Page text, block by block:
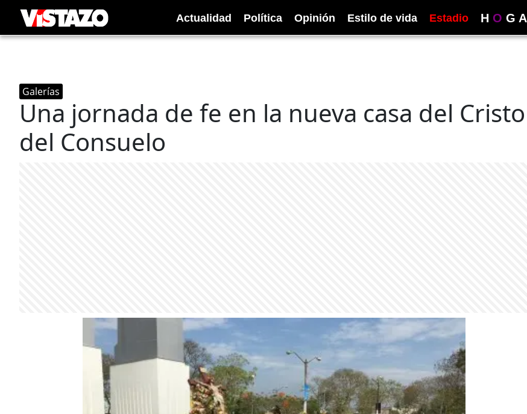
Actualidad Política Opinión Estilo de vida Estadio H O G A
Galerías
Una jornada de fe en la nueva casa del Cristo
del Consuelo